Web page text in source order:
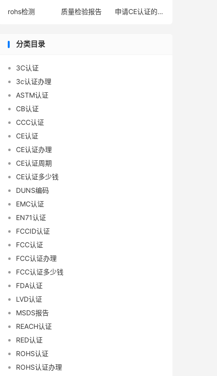
rohs检测
质量检验报告 申请CE认证的好处
分类目录
3C认证
3c认证办理
ASTM认证
CB认证
CCC认证
CE认证
CE认证办理
CE认证周期
CE认证多少钱
DUNS编码
EMC认证
EN71认证
FCCID认证
FCC认证
FCC认证办理
FCC认证多少钱
FDA认证
LVD认证
MSDS报告
REACH认证
RED认证
ROHS认证
ROHS认证办理